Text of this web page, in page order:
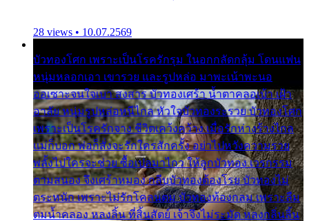
28 views • 10.07.2569
บัวทองโศก เพราะเป็นโรครักรุม ในอกกลัดกลุ้ม โดนแฟน
หนุ่มหลอกเอา เขารวย และรูปหล่อ มาพะเน้าพะนอ
ออเซาะจนใจเบา สงสาร บัวทองเศร้า น้ำตาคลอเบ้า เฝ้า
อาลัย หนุ่มรูปหล่อหนีไกล หัวใจบัวทองระรวย บัวทองโศก
เพราะเป็นโรครักจาง ชีวิตเคว้งคว้าง เมื่อรักห่างร้างไกล
แม่ก็บอก พ่อก็สั่งจะรักใครสักครั้ง อย่าไปหวังความรวย
พลั้งไปใครจะช่วย ซื้อเปลมาไกว ให้ลูกบัวทอง เวรกรรม
ตามสนอง จึงเศร้าหมอง กลีบบัวทองต้องโรย บัวทองไม่
ตระหนัก เพราะไม่รักโคลนตม บัวทองท้องกลม เพราะลืม
ตมน้ำคลอง หลงลิ้น ที่สิ้นสัตย์ เจ้าจึงไม่ระมัด หลงกลิ่นลิ้น